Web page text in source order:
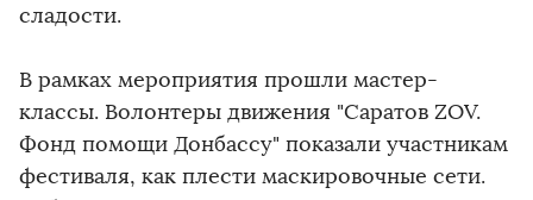
сладости.
В рамках мероприятия прошли мастер-
классы. Волонтеры движения "Саратов ZOV.
Фонд помощи Донбассу" показали участникам
фестиваля, как плести маскировочные сети.